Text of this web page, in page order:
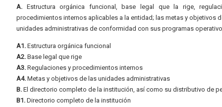
A. Estructura orgánica funcional, base legal que la rige,
procedimientos internos aplicables a la entidad; las metas y objetivos
unidades administrativas de conformidad con sus programas
A1. Estructura orgánica funcional
A2. Base legal que rige
A3. Regulaciones y procedimientos internos
A4. Metas y objetivos de las unidades administrativas
B. El directorio completo de la institución, así como su distributivo de
B1. Directorio completo de la institución